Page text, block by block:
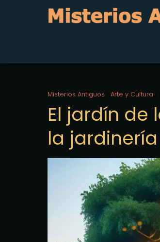
Misterios Antiguos Arte y Cultura
El jardín de
la